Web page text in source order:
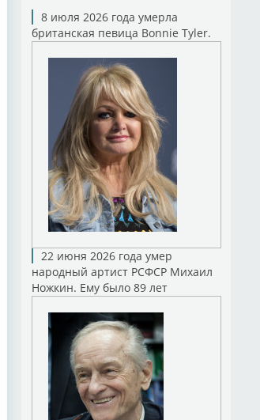
8 июля 2026 года умерла
британская певица Bonnie Tyler.
22 июня 2026 года умер
народный артист РСФСР Михаил
Ножкин. Ему было 89 лет